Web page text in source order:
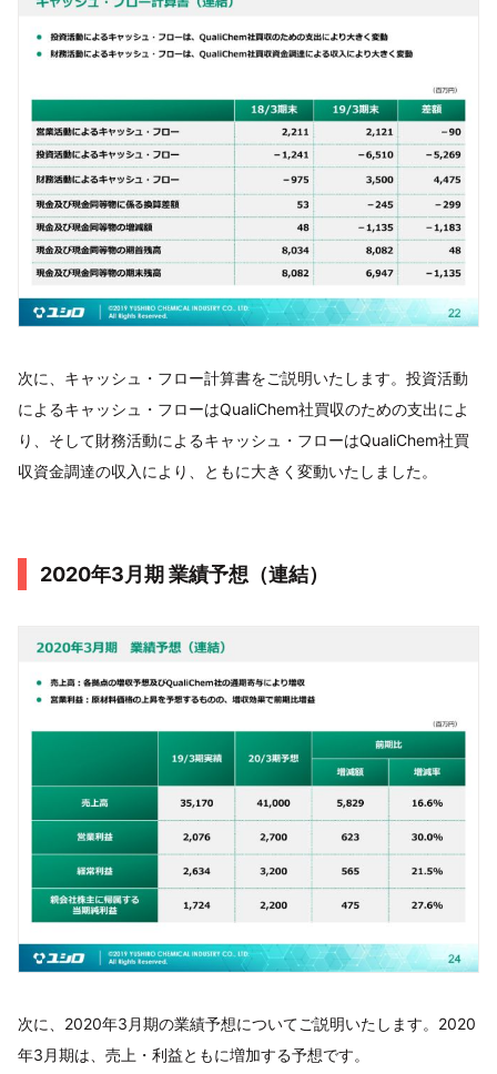
次に、キャッシュ・フロー計算書をご説明いたします。投資活動
によるキャッシュ・フローはQualiChem社買収のための支出によ
り、そして財務活動によるキャッシュ・フローはQualiChem社買
収資金調達の収入により、ともに大きく変動いたしました。
2020年3月期 業績予想（連結）
次に、2020年3月期の業績予想についてご説明いたします。2020
年3月期は、売上・利益ともに増加する予想です。